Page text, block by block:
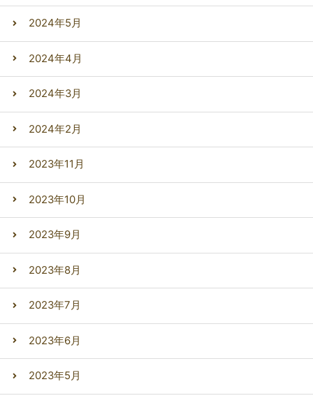
2024年5月
2024年4月
2024年3月
2024年2月
2023年11月
2023年10月
2023年9月
2023年8月
2023年7月
2023年6月
2023年5月